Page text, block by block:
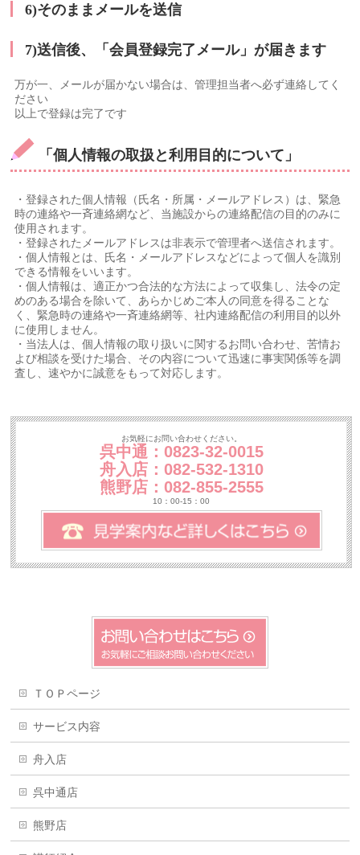
6)そのままメールを送信
7)送信後、「会員登録完了メール」が届きます
万が一、メールが届かない場合は、管理担当者へ必ず連絡してく
ださい
以上で登録は完了です
「個人情報の取扱と利用目的について」
・登録された個人情報（氏名・所属・メールアドレス）は、緊急
時の連絡や一斉連絡網など、当施設からの連絡配信の目的のみに
使用されます。
・登録されたメールアドレスは非表示で管理者へ送信されます。
・個人情報とは、氏名・メールアドレスなどによって個人を識別
できる情報をいいます。
・個人情報は、適正かつ合法的な方法によって収集し、法令の定
めのある場合を除いて、あらかじめご本人の同意を得ることな
く、緊急時の連絡や一斉連絡網等、社内連絡配信の利用目的以外
に使用しません。
・当法人は、個人情報の取り扱いに関するお問い合わせ、苦情お
よび相談を受けた場合、その内容について迅速に事実関係等を調
査し、速やかに誠意をもって対応します。
お気軽にお問い合わせください。
呉中通：0823-32-0015
舟入店：082-532-1310
熊野店：082-855-2555
10：00-15：00
ＴＯＰページ
サービス内容
舟入店
呉中通店
熊野店